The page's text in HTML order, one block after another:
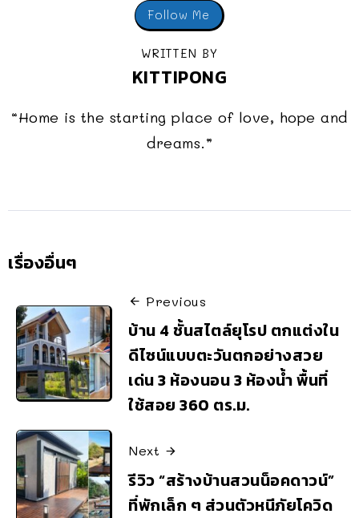
Follow Me
WRITTEN BY
KITTIPONG
“Home is the starting place of love, hope and
dreams.”
เรื่องอื่นๆ
Previous
บ้าน 4 ชั้นสไตล์ยุโรป ตกแต่งใน
ดีไซน์แบบตะวันตกอย่างสวย
เด่น 3 ห้องนอน 3 ห้องน้ำ พื้นที่
ใช้สอย 360 ตร.ม.
Next
รีวิว “สร้างบ้านสวนน็อคดาวน์”
ที่พักเล็ก ๆ ส่วนตัวหนีภัยโควิด